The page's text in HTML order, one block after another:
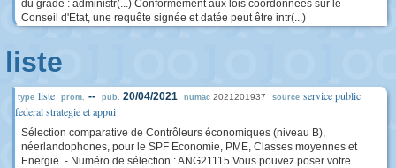
du grade : administr(...) Conformément aux lois coordonnées sur le
Conseil d'Etat, une requête signée et datée peut être intr(...)
liste
type liste prom. -- pub. 20/04/2021 numac 2021201937 source service public
federal strategie et appui
Sélection comparative de Contrôleurs économiques (niveau B),
néerlandophones, pour le SPF Economie, PME, Classes moyennes et
Energie. - Numéro de sélection : ANG21115 Vous pouvez poser votre